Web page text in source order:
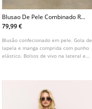
Blusao De Pele Combinado Rib
L05701455
79,99 €
Blusão confecionado em pele. Gola de
lapela e manga comprida com punho
elástico. Bolsos de vivo na lateral e
com tecido de malha rib combinado no